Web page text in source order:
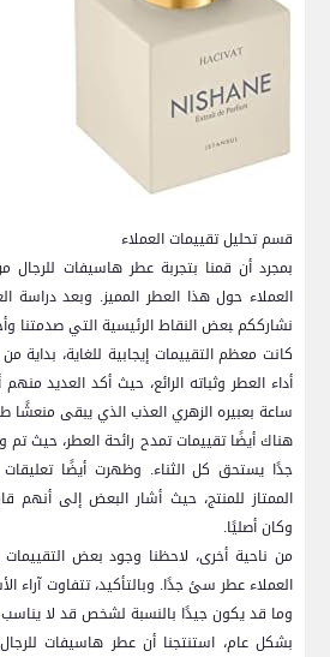
قسم تحليل تقييمات العملاء
بمجرد أن قمنا بتجربة‌ عطر هاسيفات للرجال⁤
العملاء حول هذا العطر المميز.‌ وبعد دراسة
نشارككم ‍بعض النقاط​ الرئيسية التي⁢ صدمتنا
كانت معظم التقييمات ‌إيجابية للغاية، بداية
ساعة‌ بعبيره الزهري العذب الذي يبقى ⁣منعشًا
هناك أيضًا تقييمات تمدح رائحة العطر،⁤ حيث تم
جدًا يستحق كل الثناء.‍ وظهرت ​أيضًا ‌تعليقات
الممتاز للمنتج، حيث أشار البعض إلى أنهم
وكان أصليًا.
من ناحية أخرى، لاحظنا وجود بعض
العملاء⁣ عطر سئ جدًا. وبالتأكيد، تتفاوت آراء
وما قد​ يكون جيدًا بالنسبة لشخص ⁤قد لا يناسب
بشكل عام، استنتجنا ⁢أن عطر⁤ هاسيفات